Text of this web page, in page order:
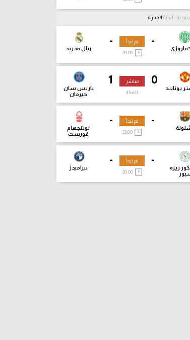
ودية - أندية
-
-
ريال مدريد
لم تبدأ
20:00
0
يونايتد
1
باريس سان
جيرمان
مباشر
45+03
-
-
نوتنجهام
فورست
لم تبدأ
-
ريزه
-
بيراميدز
لم تبدأ
20:00